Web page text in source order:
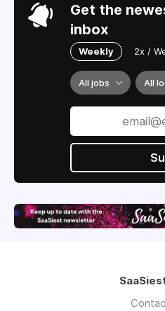
Get the
inbox
Weekly 2x /
All jobs All